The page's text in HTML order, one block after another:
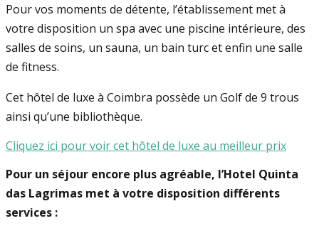
Pour vos moments de détente, l’établissement met à
votre disposition un spa avec une piscine intérieure, des
salles de soins, un sauna, un bain turc et enfin une salle
de fitness.
Cet hôtel de luxe à Coimbra possède un Golf de 9 trous
ainsi qu’une bibliothèque.
Cliquez ici pour voir cet hôtel de luxe au meilleur prix
Pour un séjour encore plus agréable, l’Hotel Quinta
das Lagrimas met à votre disposition différents
services :